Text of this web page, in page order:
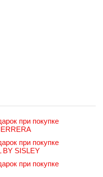
при покупке
при покупке
BY SISLEY
при покупке